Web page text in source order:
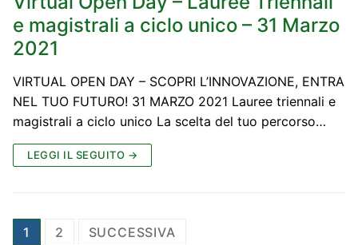
e magistrali a ciclo unico – 31 Marzo
2021
VIRTUAL OPEN DAY – SCOPRI L’INNOVAZIONE, ENTRA
NEL TUO FUTURO! 31 MARZO 2021 Lauree triennali e
magistrali a ciclo unico La scelta del tuo percorso…
LEGGI IL SEGUITO →
Paginazione
1 2 SUCCESSIVA